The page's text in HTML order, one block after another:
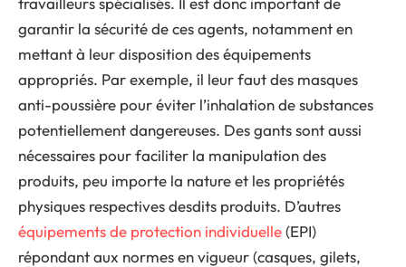
garantir la sécurité de ces agents, notamment en
mettant à leur disposition des équipements
appropriés. Par exemple, il leur faut des masques
anti-poussière pour éviter l’inhalation de substances
potentiellement dangereuses. Des gants sont aussi
nécessaires pour faciliter la manipulation des
produits, peu importe la nature et les propriétés
physiques respectives desdits produits. D’autres
équipements de protection individuelle(EPI)
répondant aux normes en vigueur (casques, gilets,